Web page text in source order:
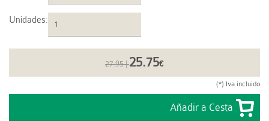
Unidades:
27.95 |25.75€
(*) Iva incluido